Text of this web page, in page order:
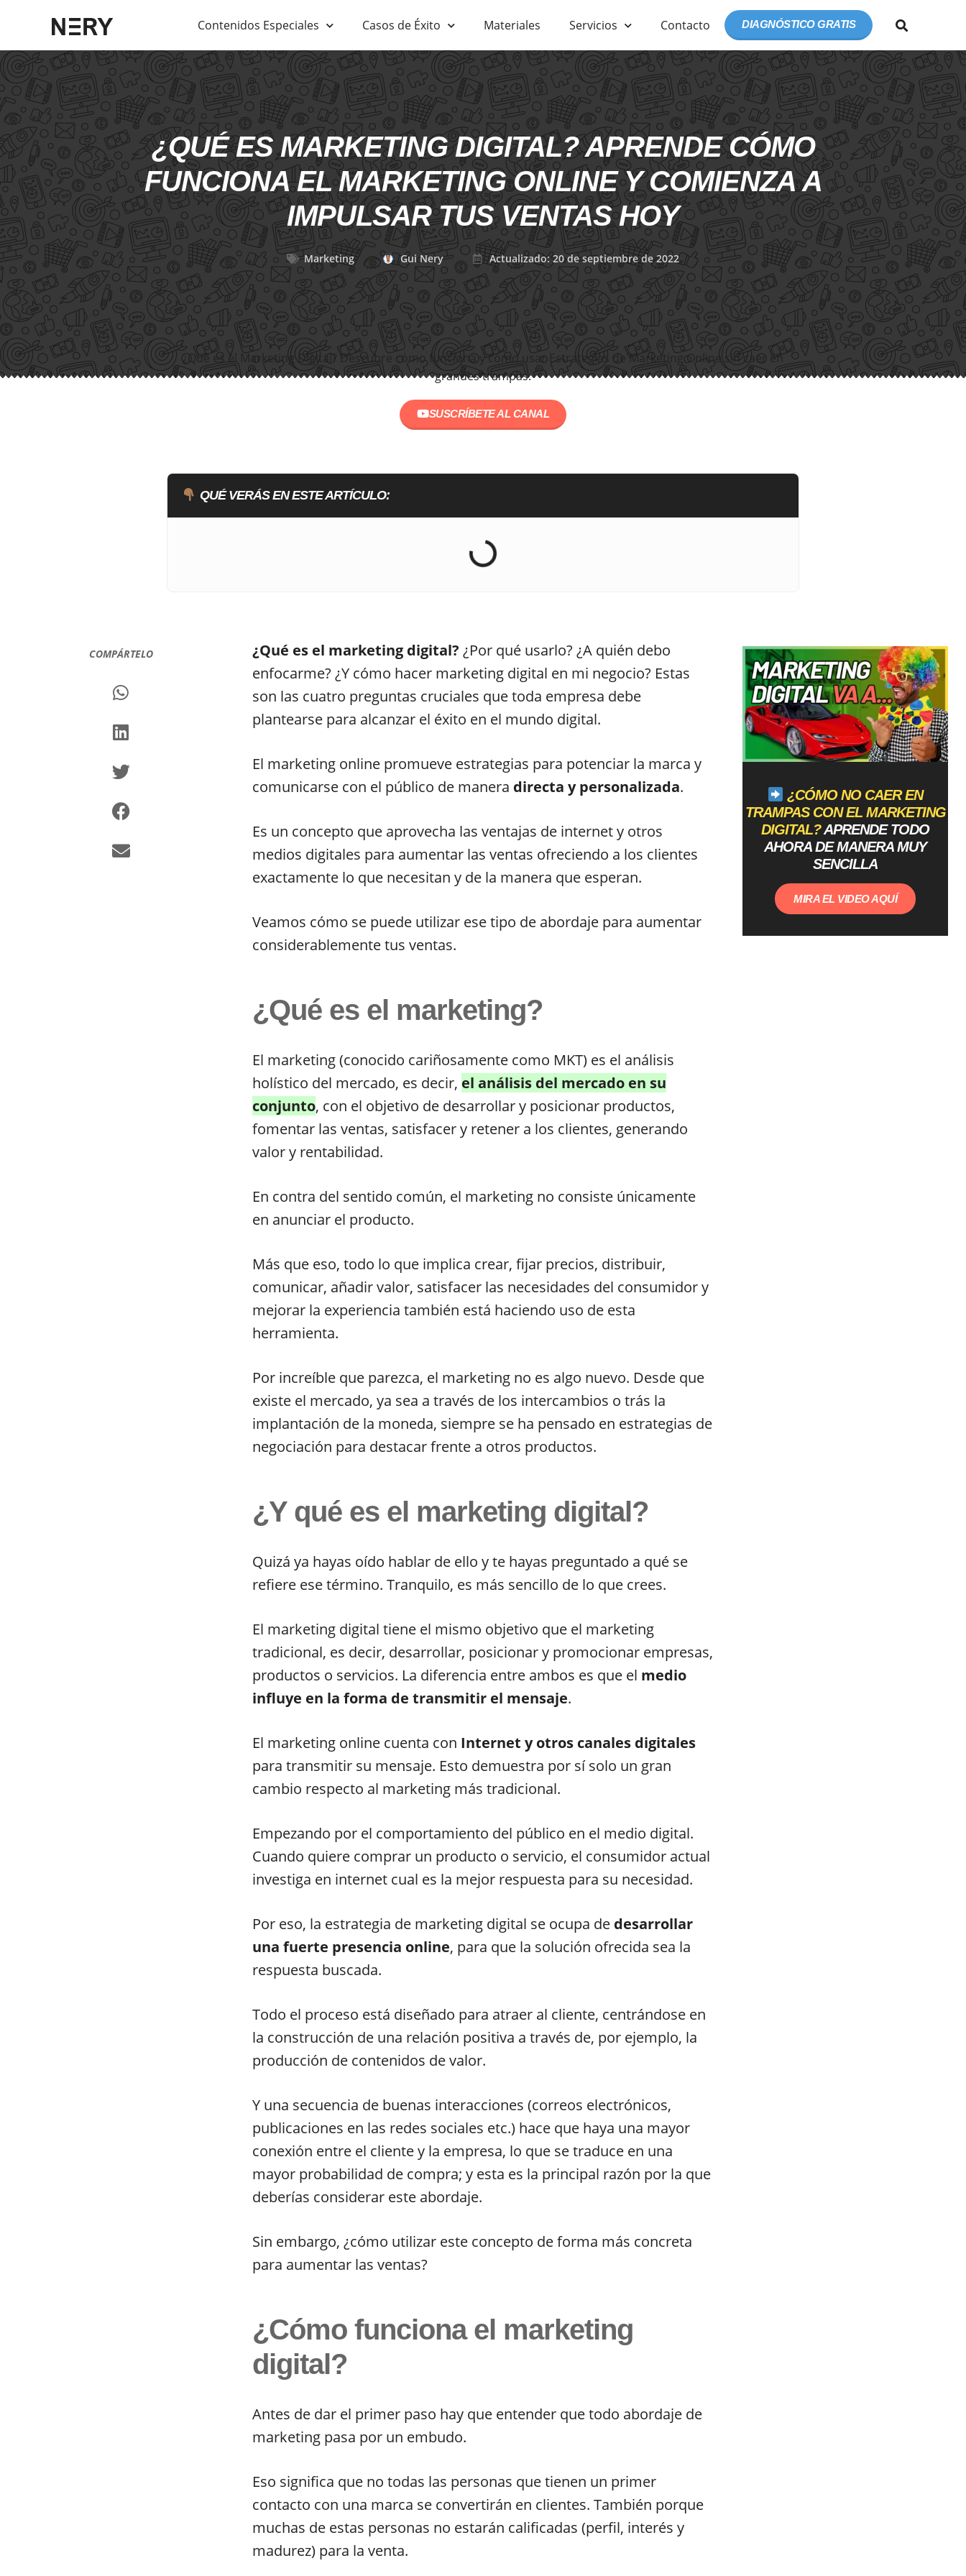
Contenidos Especiales Casos de Éxito Materiales Servicios Contacto DIAGNÓSTICO GRATIS
¿QUÉ ES MARKETING DIGITAL? APRENDE CÓMO
FUNCIONA EL MARKETING ONLINE Y COMIENZA A
IMPULSAR TUS VENTAS HOY
Marketing Gui Nery Actualizado: 20 de septiembre de 2022
¿Qué es el Marketing Digital? Descubre cómo funciona y cómo usar Estrategias de Marketing Online sin caer en
grandes trampas.
SUSCRÍBETE AL CANAL
QUÉ VERÁS EN ESTE ARTÍCULO:
COMPÁRTELO ¿Qué es el marketing digital? ¿Por qué usarlo? ¿A quién debo
enfocarme? ¿Y cómo hacer marketing digital en mi negocio? Estas
son las cuatro preguntas cruciales que toda empresa debe
plantearse para alcanzar el éxito en el mundo digital.
El marketing online promueve estrategias para potenciar la marca y
comunicarse con el público de manera directa y personalizada.
Es un concepto que aprovecha las ventajas de internet y otros
medios digitales para aumentar las ventas ofreciendo a los clientes
exactamente lo que necesitan y de la manera que esperan.
Veamos cómo se puede utilizar ese tipo de abordaje para aumentar
considerablemente tus ventas.
¿Qué es el marketing?
El marketing (conocido cariñosamente como MKT) es el análisis
holístico del mercado, es decir, el análisis del mercado en su
conjunto, con el objetivo de desarrollar y posicionar productos,
fomentar las ventas, satisfacer y retener a los clientes, generando
valor y rentabilidad.
En contra del sentido común, el marketing no consiste únicamente
en anunciar el producto.
Más que eso, todo lo que implica crear, fijar precios, distribuir,
comunicar, añadir valor, satisfacer las necesidades del consumidor y
mejorar la experiencia también está haciendo uso de esta
herramienta.
Por increíble que parezca, el marketing no es algo nuevo. Desde que
existe el mercado, ya sea a través de los intercambios o trás la
implantación de la moneda, siempre se ha pensado en estrategias de
negociación para destacar frente a otros productos.
¿Y qué es el marketing digital?
Quizá ya hayas oído hablar de ello y te hayas preguntado a qué se
refiere ese término. Tranquilo, es más sencillo de lo que crees.
El marketing digital tiene el mismo objetivo que el marketing
tradicional, es decir, desarrollar, posicionar y promocionar empresas,
productos o servicios. La diferencia entre ambos es que el medio
influye en la forma de transmitir el mensaje.
El marketing online cuenta con Internet y otros canales digitales
para transmitir su mensaje. Esto demuestra por sí solo un gran
cambio respecto al marketing más tradicional.
Empezando por el comportamiento del público en el medio digital.
Cuando quiere comprar un producto o servicio, el consumidor actual
investiga en internet cual es la mejor respuesta para su necesidad.
Por eso, la estrategia de marketing digital se ocupa de desarrollar
una fuerte presencia online, para que la solución ofrecida sea la
respuesta buscada.
Todo el proceso está diseñado para atraer al cliente, centrándose en
la construcción de una relación positiva a través de, por ejemplo, la
producción de contenidos de valor.
Y una secuencia de buenas interacciones (correos electrónicos,
publicaciones en las redes sociales etc.) hace que haya una mayor
conexión entre el cliente y la empresa, lo que se traduce en una
mayor probabilidad de compra; y esta es la principal razón por la que
deberías considerar este abordaje.
Sin embargo, ¿cómo utilizar este concepto de forma más concreta
para aumentar las ventas?
¿Cómo funciona el marketing
digital?
Antes de dar el primer paso hay que entender que todo abordaje de
marketing pasa por un embudo.
Eso significa que no todas las personas que tienen un primer
contacto con una marca se convertirán en clientes. También porque
muchas de estas personas no estarán calificadas (perfil, interés y
madurez) para la venta.
¿CÓMO NO CAER EN
TRAMPAS CON EL MARKETING
DIGITAL?APRENDE TODO
AHORA DE MANERA MUY
SENCILLA
MIRA EL VIDEO AQUÍ